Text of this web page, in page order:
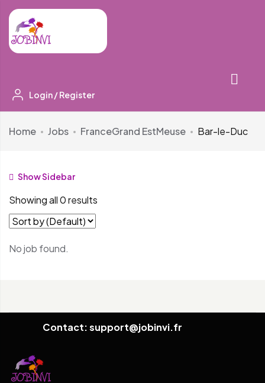
Login /Register
Home Jobs FranceGrand EstMeuse Bar-le-Duc
Show Sidebar
Showing all 0 results
No job found.
Contact: support@jobinvi.fr